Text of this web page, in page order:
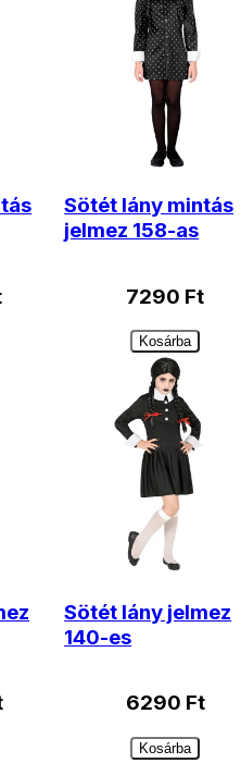
Sötét lány mintás
jelmez 158-as
7290 Ft
Kosárba
Sötét lány jelmez
140-es
6290 Ft
Kosárba